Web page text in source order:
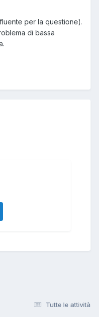
per la questione).
di bassa
Tutte le attività